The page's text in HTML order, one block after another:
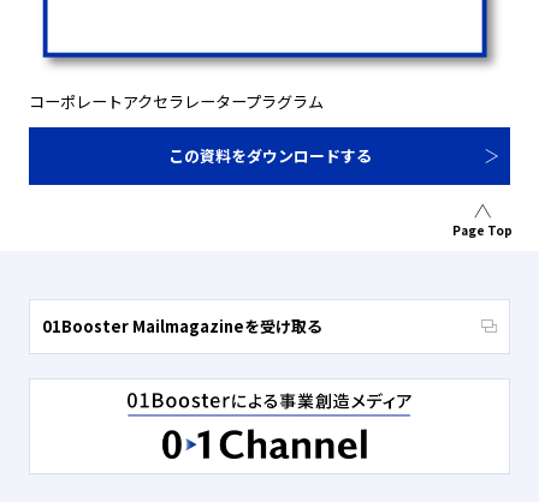
コーポレートアクセラレータープラグラム
この資料をダウンロードする
Page Top
01Booster Mailmagazineを受け取る